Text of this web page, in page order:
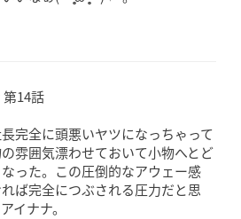
14話
完全に頭悪いヤツになっちゃって
雰囲気漂わせておいて小物へとど
った。この圧倒的なアウェー感
ば完全につぶされる圧力だと思
イナナ。